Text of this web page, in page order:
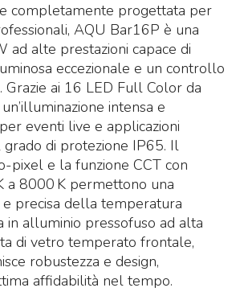
completamente progettata per
AQU Bar16P è una
ad alte prestazioni capace di
eccezionale e un controllo
ai 16 LED Full Color da
intensa e
eventi live e applicazioni
di protezione IP65. Il
e la funzione CCT con
a 8000 K permettono una
e precisa della temperatura
in alluminio pressofuso ad alta
di vetro temperato frontale,
robustezza e design,
affidabilità nel tempo.